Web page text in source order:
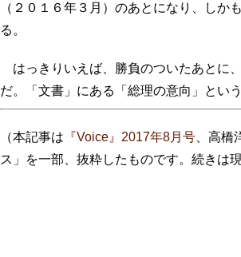
（２０１６年３月）のあとになり、し
る。
はっきりいえば、勝負のついたあとに
だ。「文書」にある「総理の意向」とい
（本記事は 『Voice』2017年8月号 、高
ス」を一部、抜粋したものです。続きは